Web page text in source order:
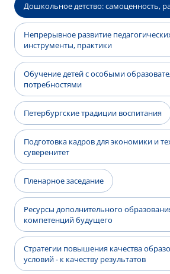
Дошкольное детство: самоценность,
Непрерывное развитие
инструменты, практики
Обучение детей с особыми
потребностями
Петербургские традиции воспитания
Подготовка кадров для экономики и
суверенитет
Пленарное заседание
Ресурсы дополнительного
компетенций будущего
Стратегии повышения качества
условий - к качеству результатов